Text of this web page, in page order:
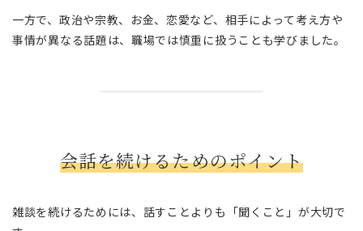
一方で、政治や宗教、お金、恋愛など、相手によって考え方や
事情が異なる話題は、職場では慎重に扱うことも学びました。
会話を続けるためのポイント
雑談を続けるためには、話すことよりも「聞くこと」が大切で